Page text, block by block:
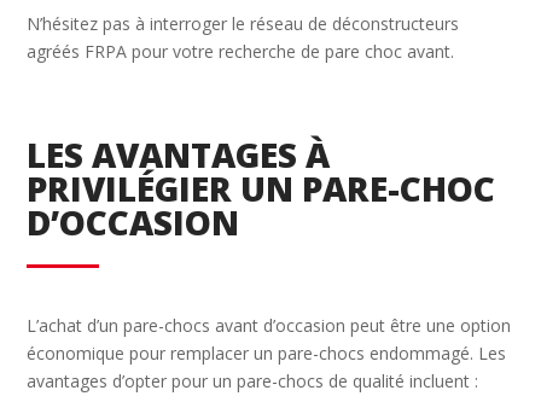
N’hésitez pas à interroger le réseau de déconstructeurs
agréés FRPA pour votre recherche de pare choc avant.
LES AVANTAGES À
PRIVILÉGIER UN PARE-CHOC
D’OCCASION
L’achat d’un pare-chocs avant d’occasion peut être une option
économique pour remplacer un pare-chocs endommagé. Les
avantages d’opter pour un pare-chocs de qualité incluent :